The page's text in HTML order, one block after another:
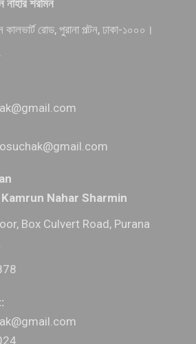
নাহার শরমিন
কালভার্ট রোড, পুরানা পল্টন, ঢাকা-১০০০।
Nahar Sharmin
Box Culvert Road, Purana